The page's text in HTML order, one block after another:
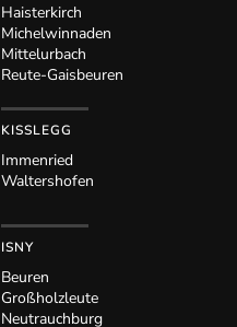
Haisterkirch
Michelwinnaden
Mittelurbach
Reute-Gaisbeuren
KISSLEGG
Immenried
Waltershofen
ISNY
Beuren
Großholzleute
Neutrauchburg